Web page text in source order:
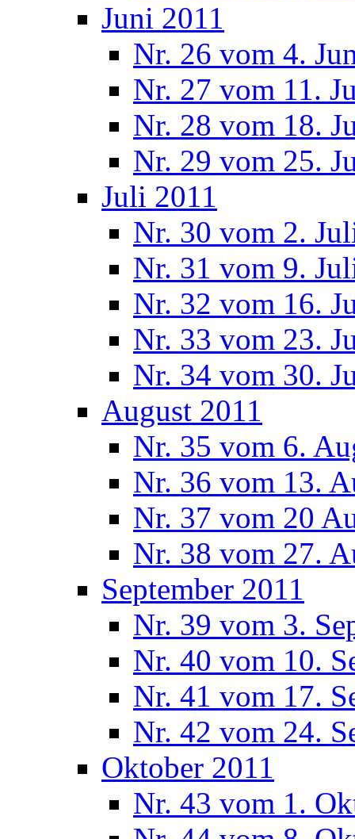
Juni 2011
Nr. 26 vom 4.
Nr. 27 vom 11.
Nr. 28 vom 18.
Nr. 29 vom 25.
Juli 2011
Nr. 30 vom 2.
Nr. 31 vom 9.
Nr. 32 vom 16.
Nr. 33 vom 23.
Nr. 34 vom 30.
August 2011
Nr. 35 vom 6.
Nr. 36 vom 13.
Nr. 37 vom 20
Nr. 38 vom 27.
September 2011
Nr. 39 vom 3.
Nr. 40 vom 10.
Nr. 41 vom 17.
Nr. 42 vom 24.
Oktober 2011
Nr. 43 vom 1.